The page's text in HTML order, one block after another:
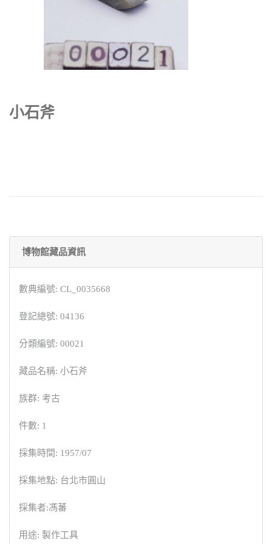
小石斧
博物館藏品資訊
數典編號: CL_0035668
登記總號: 04136
分類編號: 00021
藏品名稱: 小石斧
族群: 考古
件數: 1
採集時間: 1957/07
採集地點: 台北市圓山
採集者:馮蕃
用途: 製作工具